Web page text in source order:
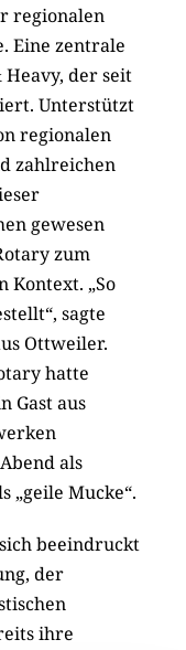
­regionalen
Eine zen­trale
der seit
Unterstützt
regionalen
zahlreichen
gewesen
zum
Kontext. „So
sagte
Ottweiler.
hatte
Gast aus
als
„geile Mucke“.
beeindruckt
der
ihre